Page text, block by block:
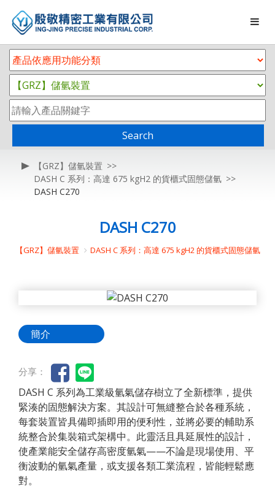
Search
【GRZ】儲氫裝置
DASH C 系列：高達 675 kgH2 的貨櫃式固態儲氫
DASH C270
DASH C270
【GRZ】儲氫裝置 DASH C 系列：高達 675 kgH2 的貨櫃式固態儲氫
簡介
分享：
DASH C 系列為工業級氫氣儲存樹立了全新標準，提供
緊湊的固態解決方案。其設計可無縫整合於各種系統，
每套裝置皆具備即插即用的便利性，並將必要的輔助系
統整合於集裝箱式架構中。此靈活且具延展性的設計，
使產業能安全儲存高密度氫氣——不論是現場使用、平
衡波動的氫氣產量，或支援各類工業流程，皆能輕鬆應
對。